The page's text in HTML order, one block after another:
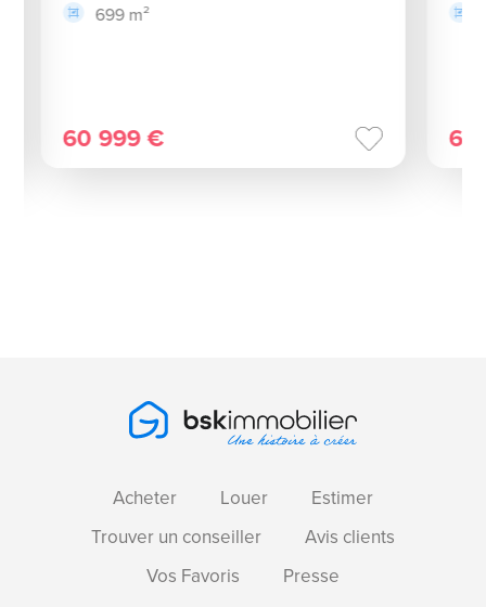
699 m²
60 999 € 62
Acheter Louer
Estimer
Trouver un conseiller
Avis clients
Vos Favoris
Presse